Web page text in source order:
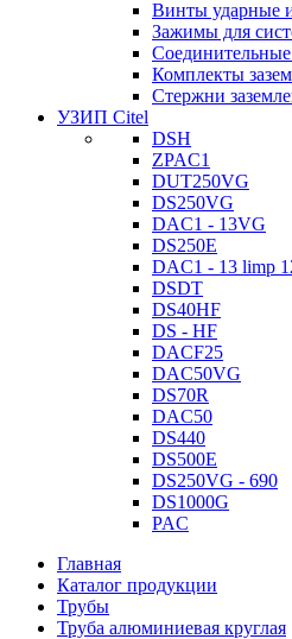
Винты ударные
Зажимы для
Комплекты
Стержни
УЗИП Citel
DSH
ZPAC1
DUT250VG
DS250VG
DAC1 - 13VG
DS250E
DAC1 - 13 limp
DSDT
DS40HF
DS - HF
DACF25
DAC50VG
DS70R
DAC50
DS440
DS500E
DS250VG - 690
DS1000G
PAC
Главная
Каталог продукции
Трубы
Труба алюминиевая круглая